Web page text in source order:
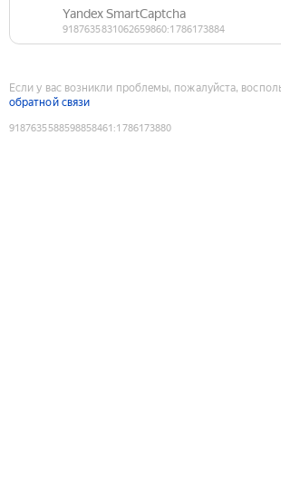
Если у вас возникли проблемы, пожалуйста,
обратной связи
9187635588598858461 :1786173880